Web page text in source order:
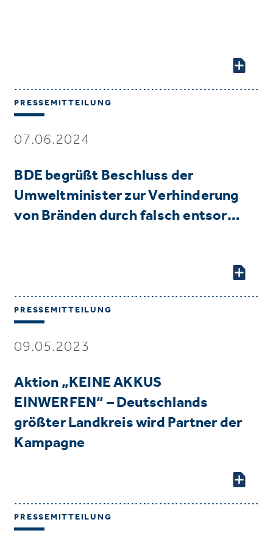
PRESSEMITTEILUNG
07.06.2024
BDE begrüßt Beschluss der
Umweltminister zur Verhinderung
von Bränden durch falsch entsor…
PRESSEMITTEILUNG
09.05.2023
Aktion „KEINE AKKUS
EINWERFEN“ – Deutschlands
größter Landkreis wird Partner der
Kampagne
PRESSEMITTEILUNG